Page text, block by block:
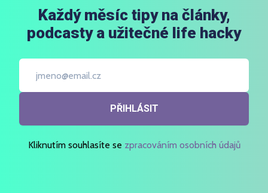
Každý měsíc tipy na články,
podcasty a užitečné life hacky
PŘIHLÁSIT
Kliknutím souhlasíte se zpracováním osobních údajů